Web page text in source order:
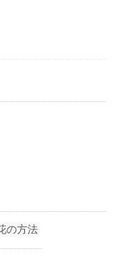
の方法